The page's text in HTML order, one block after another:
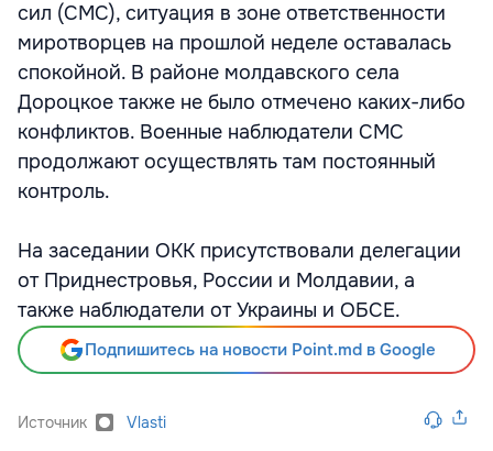
сил (СМС), ситуация в зоне ответственности
миротворцев на прошлой неделе оставалась
спокойной. В районе молдавского села
Дороцкое также не было отмечено каких-либо
конфликтов. Военные наблюдатели СМС
продолжают осуществлять там постоянный
контроль.
На заседании ОКК присутствовали делегации
от Приднестровья, России и Молдавии, а
также наблюдатели от Украины и ОБСЕ.
Подпишитесь на новости Point.md в Google
Источник Vlasti